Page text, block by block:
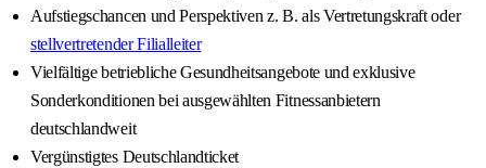
Aufstiegschancen und Perspektiven z. B. als Vertretungskraft oder
stellvertretender Filialleiter
Vielfältige betriebliche Gesundheitsangebote und exklusive
Sonderkonditionen bei ausgewählten Fitnessanbietern
deutschlandweit
Vergünstigtes Deutschlandticket